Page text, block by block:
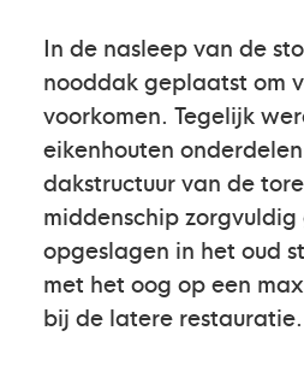
In de nasleep van de
nooddak geplaatst om
voorkomen. Tegelijk
eikenhouten
dakstructuur van de
middenschip
opgeslagen in het oud
met het oog op een
bij de latere restauratie.